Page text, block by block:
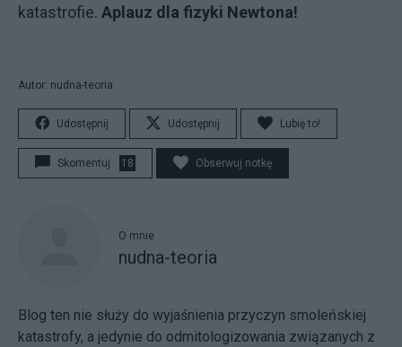
katastrofie. Aplauz dla fizyki Newtona!
Autor: nudna-teoria
Udostępnij Udostępnij Lubię to!
Skomentuj 18 Obserwuj notkę
O mnie
nudna-teoria
Blog ten nie służy do wyjaśnienia przyczyn smoleńskiej
katastrofy, a jedynie do odmitologizowania związanych z